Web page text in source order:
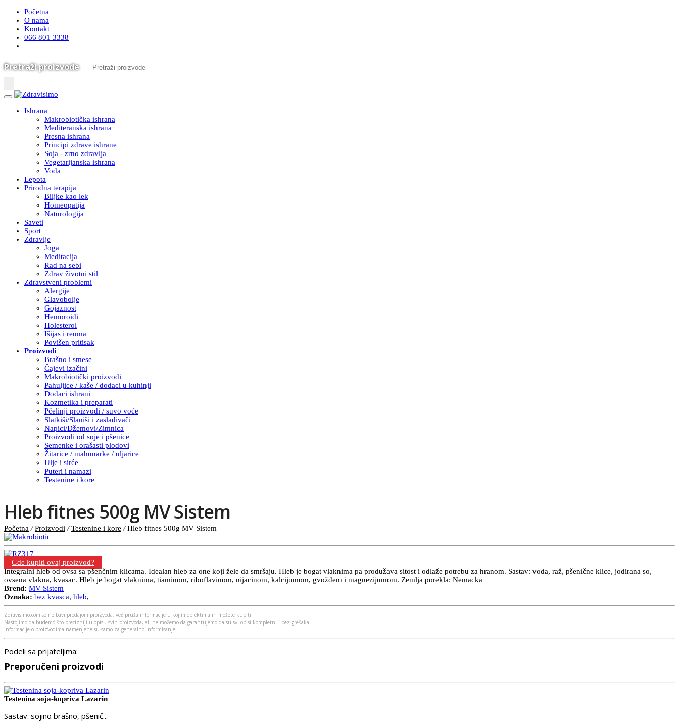
Početna
O nama
Kontakt
066 801 3338
Pretraži proizvode
Ishrana
Makrobiotička ishrana
Mediteranska ishrana
Presna ishrana
Principi zdrave ishrane
Soja - zrno zdravlja
Vegetarijanska ishrana
Voda
Lepota
Prirodna terapija
Biljke kao lek
Homeopatija
Naturologija
Saveti
Sport
Zdravlje
Joga
Meditacija
Rad na sebi
Zdrav životni stil
Zdravstveni problemi
Alergije
Glavobolje
Gojaznost
Hemoroidi
Holesterol
Išijas i reuma
Povišen pritisak
Proizvodi
Brašno i smese
Čajevi izačini
Makrobiotički proizvodi
Pahuljice / kaše / dodaci u kuhinji
Dodaci ishrani
Kozmetika i preparati
Pčelinji proizvodi / suvo voće
Slatkiši/Slaniši i zaslađivači
Napici/Džemovi/Zimnica
Proizvodi od soje i pšenice
Semenke i orašasti plodovi
Žitarice / mahunarke / uljarice
Ulje i sirće
Puteri i namazi
Testenine i kore
Hleb fitnes 500g MV Sistem
Početna / Proizvodi / Testenine i kore /Hleb fitnes 500g MV Sistem
Gde kupiti ovaj proizvod?
Integralni hleb od ovsa sa pšenčnim klicama. Idealan hleb za one koji žele da smršaju. Hleb je bogat vlaknima pa produžava sitost i odlaže potrebu za hranom. Sastav: voda, raž, pšenične klice, jodirana so,
ovsena vlakna, kvasac. Hleb je bogat vlaknima, tiaminom, riboflavinom, nijacinom, kalcijumom, gvožđem i magnezijumom. Zemlja porekla: Nemacka
Brend: MV Sistem
Oznaka: bez kvasca, hleb,
Zdravisimo.com se ne bavi prodajom proizvoda, već pruža informacije u kojim objektima ih možete kupiti.
Nastojimo da budemo što precizniji u opisu svih proizvoda, ali ne možemo da garantujemo da su svi opisi kompletni i bez grešaka.
Informacije o proizvodima namenjene su samo za generalno informisanje.
Podeli sa prijateljima:
Preporučeni proizvodi
Testenina soja-kopriva Lazarin
Sastav: sojino brašno, pšenič...